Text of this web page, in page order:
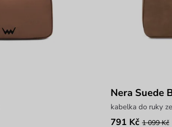
Nera Suede
kabelka do ruky
791 Kč 1 099 Kč